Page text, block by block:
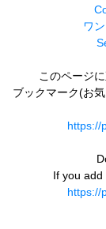
ワ
このページ
ブックマーク(お
https://
If you add
https://